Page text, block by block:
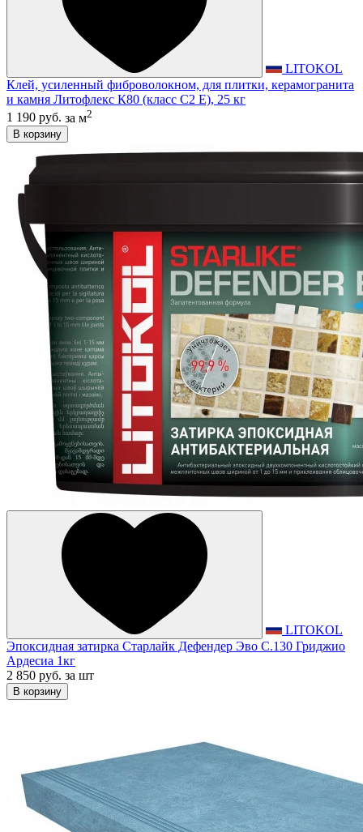
LITOKOL
Клей, усиленный фиброволокном, для плитки, керамогранита
и камня Литофлекс К80 (класс С2 E), 25 кг
1 190 руб. за м2
В корзину
LITOKOL
Эпоксидная затирка Старлайк Дефендер Эво С.130 Гриджио
Ардесиа 1кг
2 850 руб. за шт
В корзину